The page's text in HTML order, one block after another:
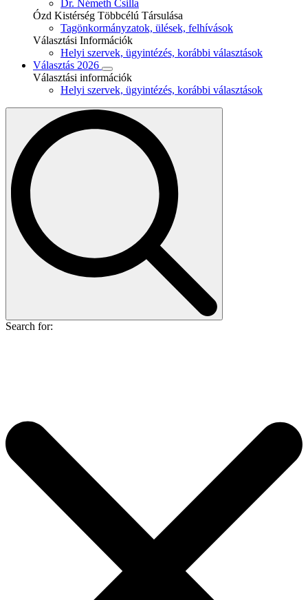
Dr. Németh Csilla
Ózd Kistérség Többcélú Társulása
Tagönkormányzatok, ülések, felhívások
Választási Információk
Helyi szervek, ügyintézés, korábbi választások
Választás 2026
Választási információk
Helyi szervek, ügyintézés, korábbi választások
Search for: